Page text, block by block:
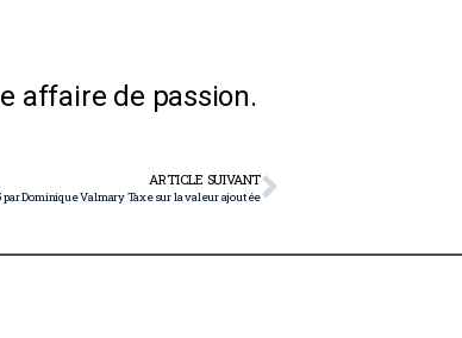
affaire de passion.
ARTICLE SUIVANT
par Dominique Valmary Taxe sur la valeur ajoutée